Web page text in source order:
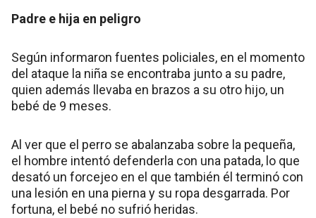
Padre e hija en peligro
Según informaron fuentes policiales, en el momento
del ataque la niña se encontraba junto a su padre,
quien además llevaba en brazos a su otro hijo, un
bebé de 9 meses.
Al ver que el perro se abalanzaba sobre la pequeña,
el hombre intentó defenderla con una patada, lo que
desató un forcejeo en el que también él terminó con
una lesión en una pierna y su ropa desgarrada. Por
fortuna, el bebé no sufrió heridas.